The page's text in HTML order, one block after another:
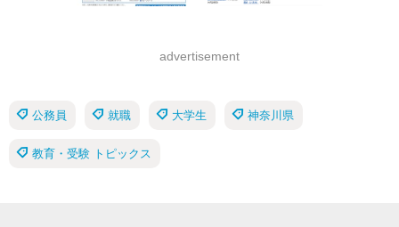
advertisement
公務員 就職 大学生 神奈川県
教育・受験 トピックス